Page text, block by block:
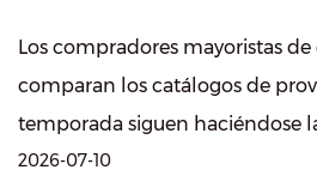
Los compradores mayoristas
comparan los catálogos de
temporada siguen haciéndose
2026-07-10